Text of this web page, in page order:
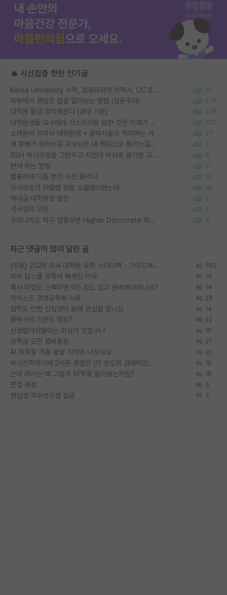
🔥 시선집중 핫한 인기글
Korea University 수학, 컴퓨터과학 이학사, UC Berkeley 산업공학 대학원 공학박사가 되는 것은 쉽지 않겠죠? 11
외부에서 괜찮은 랩을 알아보는 방법 (장문주의) 276
대학원 월급 정리해준다 (공대 기준) 275
대학원생들 교수에게 가스라이팅 당한 것은 이해가 갑니다. 안타깝네요. 120
소재분야 석박사 대학원생 + 물박사들이 착각하는 거 77
왜 후배가 못하는걸 교수님은 내 책임으로 돌리는걸까요? 7
SSH 박사과정을 그만두고 지방대 박사로 옮기면 교수의 꿈은 끝일까요? 9
편애 하는 방법 17
랩홈피에 다들 본인 사진 올리냐 13
이사이트가 처음엔 정말 도움많이됐는데 16
역대급 대학원생 빌런 2
석사생의 고민 2
우리나라도 학구 열풍보면 Higher Doctorate 학위가 필요하다고 봅니다. 3
최근 댓글이 많이 달린 글
[무료] 2026 미국 대학원 유학 스타터팩 - 가이드북 & 합격자 컨택메일 템플릿 652
미박 탑스쿨 유학이 빡세진 이유 19
혹시 이정도 스펙이면 어느정도 잡고 준비해야하나요? 14
카이스트 경영공학부 서류 28
입학도 안한 신입생이 원래 관심을 받나요 14
물박사의 기준이 뭐임? 22
신생랩가지말라는 이유가 있었구나 16
장학금 모은 랩비통장 21
AI 학회들 거품 슬슬 지적이 나오네요 32
박사진학하기에 2억은 괜찮은 (?) 정도의 경제력인가요 16
근데 여기는 왜 그렇게 SPK를 물어보는거임? 16
면접 복장 5
편입생 학부연구생 질문 7